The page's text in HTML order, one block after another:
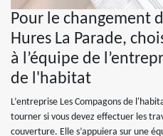
Pour le changement
Hures La Parade,
à l’équipe de
de l'habitat
L’entreprise Les Compagons de
tourner si vous devez effectuer les
couverture. Elle s’appuiera sur une